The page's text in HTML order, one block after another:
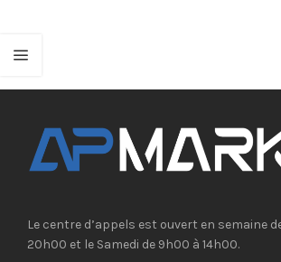
Le centre d’appels est ouvert en semaine
20h00 et le Samedi de 9h00 à 14h00.